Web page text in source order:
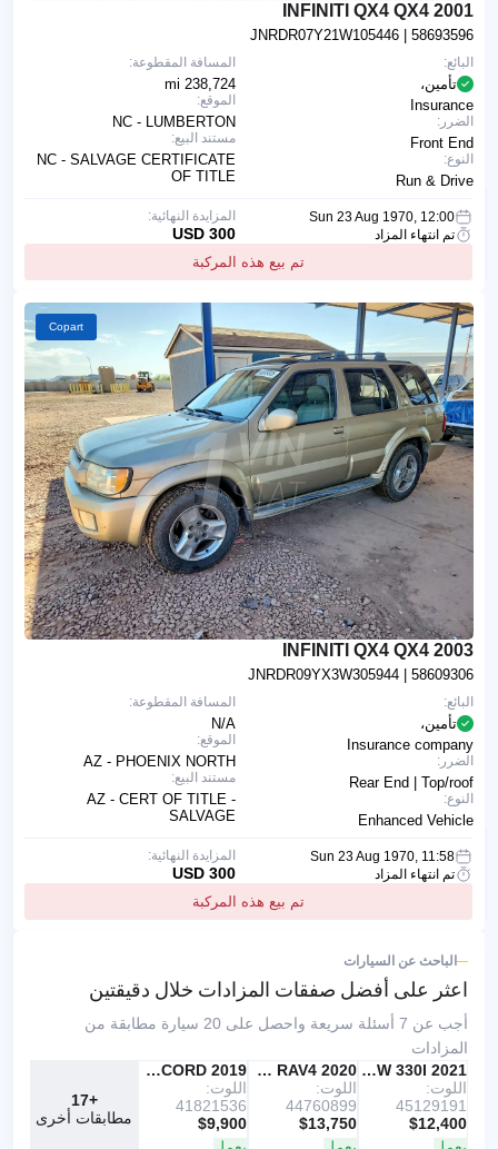
2001 INFINITI QX4 QX4
JNRDR07Y21W105446 | 58693596
المسافة المقطوعة:
238,724 mi
الموقع:
NC - LUMBERTON
مستند البيع:
NC - SALVAGE CERTIFICATE
OF TITLE
البائع:
تأمين،
Insurance
الضرر:
Front End
النوع:
Run & Drive
Sun 23 Aug 1970, 12:00
تم انتهاء المزاد
تم بيع هذه المركبة
المزايدة النهائية:
300 USD
Copart
2003 INFINITI QX4 QX4
JNRDR09YX3W305944 | 58609306
المسافة المقطوعة:
N/A
الموقع:
AZ - PHOENIX NORTH
مستند البيع:
AZ - CERT OF TITLE -
SALVAGE
البائع:
تأمين،
Insurance company
الضرر:
Rear End | Top/roof
النوع:
Enhanced Vehicle
Sun 23 Aug 1970, 11:58
تم انتهاء المزاد
تم بيع هذه المركبة
المزايدة النهائية:
300 USD
الباحث عن السيارات
اعثر على أفضل صفقات المزادات خلال دقيقتين
أجب عن 7 أسئلة سريعة واحصل على 20 سيارة مطابقة من
المزادات
IAAI
موصى به
2021 BMW 330I
اللوت:
45129191
$12,400
IAAI
2020 TOYOTA RAV4
اللوت:
44760899
$13,750
Copart
2019 HONDA ACCORD
اللوت:
41821536
$9,900
+17
مطابقات أخرى